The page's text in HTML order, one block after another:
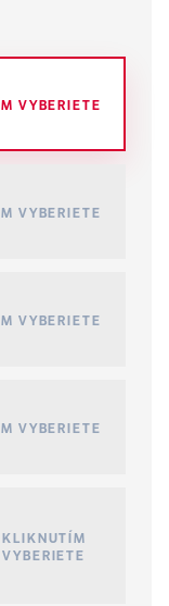
VYBERIETE
VYBERIETE
VYBERIETE
VYBERIETE
KLIKNUTÍM
VYBERIETE